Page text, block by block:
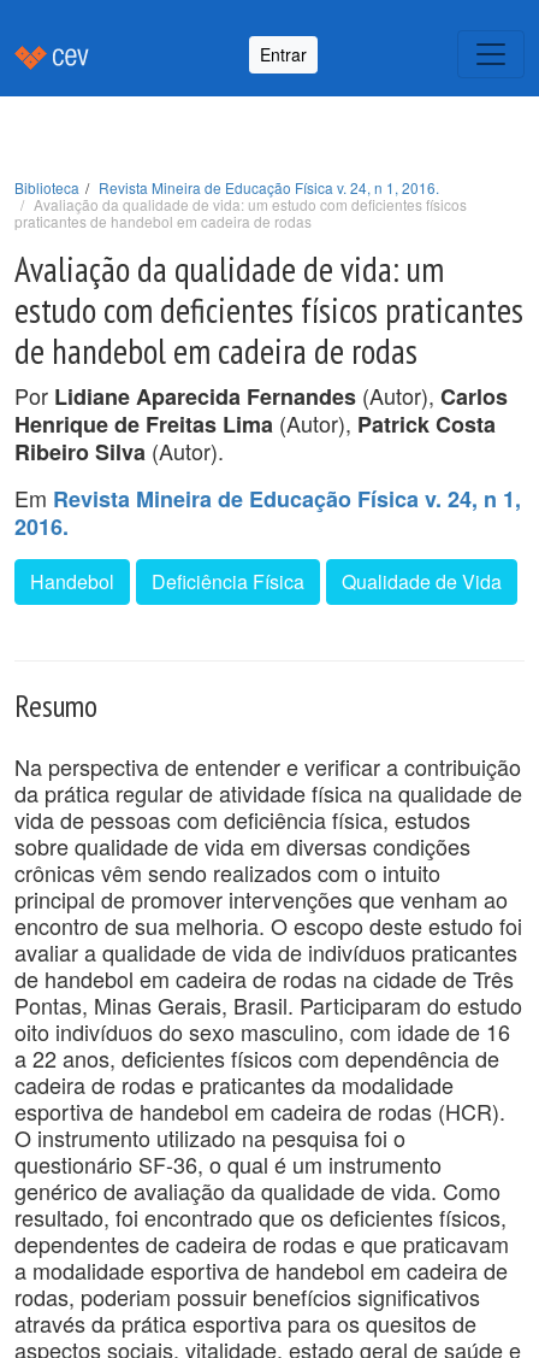
Entrar
Biblioteca
Revista Mineira de Educação Física v. 24, n 1, 2016.
Avaliação da qualidade de vida: um estudo com deficientes físicos
praticantes de handebol em cadeira de rodas
Avaliação da qualidade de vida: um
estudo com deficientes físicos praticantes
de handebol em cadeira de rodas
Por Lidiane Aparecida Fernandes (Autor), Carlos
Henrique de Freitas Lima (Autor), Patrick Costa
Ribeiro Silva (Autor).
Em Revista Mineira de Educação Física v. 24, n 1,
2016.
Handebol Deficiência Física Qualidade de Vida
Resumo
Na perspectiva de entender e verificar a contribuição
da prática regular de atividade física na qualidade de
vida de pessoas com deficiência física, estudos
sobre qualidade de vida em diversas condições
crônicas vêm sendo realizados com o intuito
principal de promover intervenções que venham ao
encontro de sua melhoria. O escopo deste estudo foi
avaliar a qualidade de vida de indivíduos praticantes
de handebol em cadeira de rodas na cidade de Três
Pontas, Minas Gerais, Brasil. Participaram do estudo
oito indivíduos do sexo masculino, com idade de 16
a 22 anos, deficientes físicos com dependência de
cadeira de rodas e praticantes da modalidade
esportiva de handebol em cadeira de rodas (HCR).
O instrumento utilizado na pesquisa foi o
questionário SF-36, o qual é um instrumento
genérico de avaliação da qualidade de vida. Como
resultado, foi encontrado que os deficientes físicos,
dependentes de cadeira de rodas e que praticavam
a modalidade esportiva de handebol em cadeira de
rodas, poderiam possuir benefícios significativos
através da prática esportiva para os quesitos de
aspectos sociais, vitalidade, estado geral de saúde e